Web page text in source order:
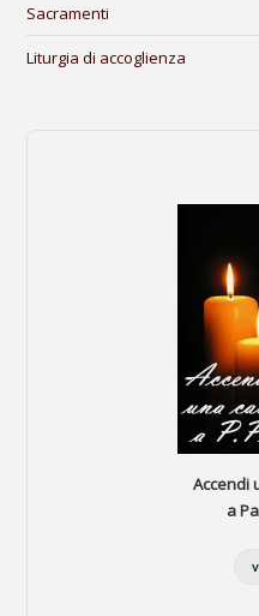
Sacramenti
Liturgia di accoglienza
Accendi
a